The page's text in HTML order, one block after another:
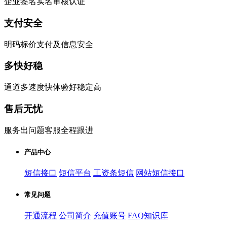
支付安全
明码标价支付及信息安全
多快好稳
通道多速度快体验好稳定高
售后无忧
服务出问题客服全程跟进
产品中心
短信接口 短信平台 工资条短信 网站短信接口
常见问题
开通流程 公司简介 充值账号 FAQ知识库